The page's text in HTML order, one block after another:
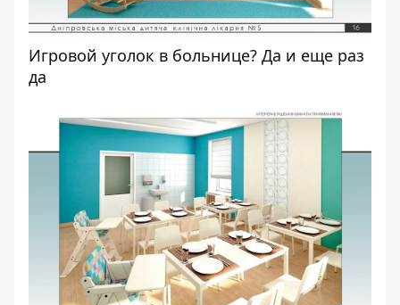
Игровой уголок в больнице? Да и еще раз
да